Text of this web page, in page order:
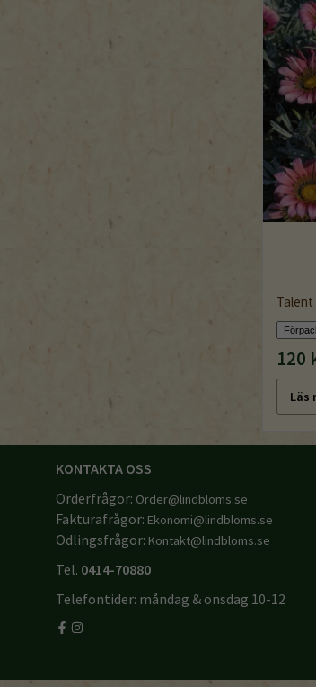
Talent
120
Läs
KONTAKTA OSS
Orderfrågor: Order@lindbloms.se
Fakturafrågor: Ekonomi@lindbloms.se
Odlingsfrågor: Kontakt@lindbloms.se
Tel. 0414-70880
Telefontider: måndag & onsdag 10-12